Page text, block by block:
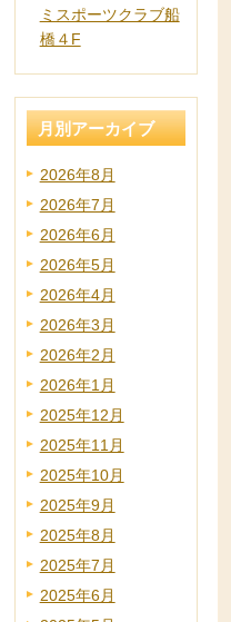
ミスポーツクラブ船
橋４F
月別アーカイブ
2026年8月
2026年7月
2026年6月
2026年5月
2026年4月
2026年3月
2026年2月
2026年1月
2025年12月
2025年11月
2025年10月
2025年9月
2025年8月
2025年7月
2025年6月